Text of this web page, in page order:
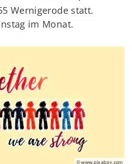
Wernigerode statt.
im Monat.
© www.pixabay.com